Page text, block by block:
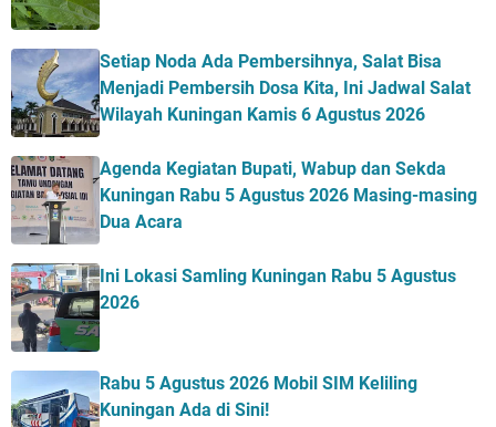
Setiap Noda Ada Pembersihnya, Salat Bisa
Menjadi Pembersih Dosa Kita, Ini Jadwal Salat
Wilayah Kuningan Kamis 6 Agustus 2026
Agenda Kegiatan Bupati, Wabup dan Sekda
Kuningan Rabu 5 Agustus 2026 Masing-masing
Dua Acara
Ini Lokasi Samling Kuningan Rabu 5 Agustus
2026
Rabu 5 Agustus 2026 Mobil SIM Keliling
Kuningan Ada di Sini!